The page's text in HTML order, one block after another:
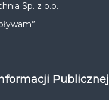
Sp. z o.o.
Publicznej